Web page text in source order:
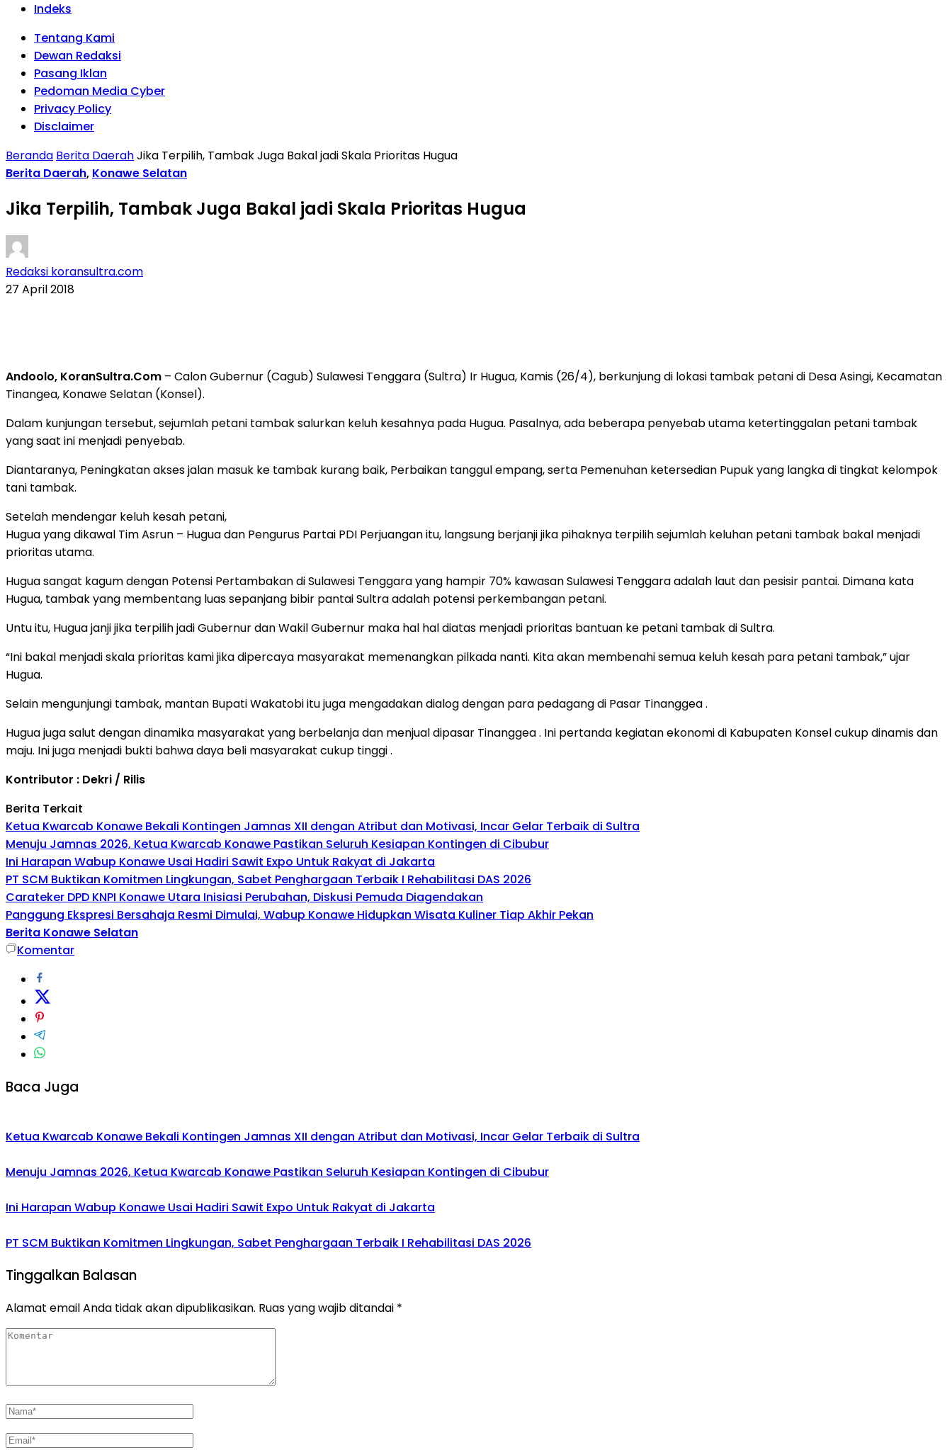
Indeks
Tentang Kami
Dewan Redaksi
Pasang Iklan
Pedoman Media Cyber
Privacy Policy
Disclaimer
Beranda Berita DaerahJika Terpilih, Tambak Juga Bakal jadi Skala Prioritas Hugua
Berita Daerah, Konawe Selatan
Jika Terpilih, Tambak Juga Bakal jadi Skala Prioritas Hugua
Redaksi koransultra.com
27 April 2018
Andoolo, KoranSultra.Com – Calon Gubernur (Cagub) Sulawesi Tenggara (Sultra) Ir Hugua, Kamis (26/4), berkunjung di lokasi tambak petani di Desa Asingi, Kecamatan
Tinangea, Konawe Selatan (Konsel).
Dalam kunjungan tersebut, sejumlah petani tambak salurkan keluh kesahnya pada Hugua. Pasalnya, ada beberapa penyebab utama ketertinggalan petani tambak
yang saat ini menjadi penyebab.
Diantaranya, Peningkatan akses jalan masuk ke tambak kurang baik, Perbaikan tanggul empang, serta Pemenuhan ketersedian Pupuk yang langka di tingkat kelompok
tani tambak.
Setelah mendengar keluh kesah petani,
Hugua yang dikawal Tim Asrun – Hugua dan Pengurus Partai PDI Perjuangan itu, langsung berjanji jika pihaknya terpilih sejumlah keluhan petani tambak bakal menjadi
prioritas utama.
Hugua sangat kagum dengan Potensi Pertambakan di Sulawesi Tenggara yang hampir 70% kawasan Sulawesi Tenggara adalah laut dan pesisir pantai. Dimana kata
Hugua, tambak yang membentang luas sepanjang bibir pantai Sultra adalah potensi perkembangan petani.
Untu itu, Hugua janji jika terpilih jadi Gubernur dan Wakil Gubernur maka hal hal diatas menjadi prioritas bantuan ke petani tambak di Sultra.
“Ini bakal menjadi skala prioritas kami jika dipercaya masyarakat memenangkan pilkada nanti. Kita akan membenahi semua keluh kesah para petani tambak,” ujar
Hugua.
Selain mengunjungi tambak, mantan Bupati Wakatobi itu juga mengadakan dialog dengan para pedagang di Pasar Tinanggea .
Hugua juga salut dengan dinamika masyarakat yang berbelanja dan menjual dipasar Tinanggea . Ini pertanda kegiatan ekonomi di Kabupaten Konsel cukup dinamis dan
maju. Ini juga menjadi bukti bahwa daya beli masyarakat cukup tinggi .
Kontributor : Dekri / Rilis
Berita Terkait
Ketua Kwarcab Konawe Bekali Kontingen Jamnas XII dengan Atribut dan Motivasi, Incar Gelar Terbaik di Sultra
Menuju Jamnas 2026, Ketua Kwarcab Konawe Pastikan Seluruh Kesiapan Kontingen di Cibubur
Ini Harapan Wabup Konawe Usai Hadiri Sawit Expo Untuk Rakyat di Jakarta
PT SCM Buktikan Komitmen Lingkungan, Sabet Penghargaan Terbaik I Rehabilitasi DAS 2026
Carateker DPD KNPI Konawe Utara Inisiasi Perubahan, Diskusi Pemuda Diagendakan
Panggung Ekspresi Bersahaja Resmi Dimulai, Wabup Konawe Hidupkan Wisata Kuliner Tiap Akhir Pekan
Berita Konawe Selatan
Komentar
Baca Juga
Ketua Kwarcab Konawe Bekali Kontingen Jamnas XII dengan Atribut dan Motivasi, Incar Gelar Terbaik di Sultra
Menuju Jamnas 2026, Ketua Kwarcab Konawe Pastikan Seluruh Kesiapan Kontingen di Cibubur
Ini Harapan Wabup Konawe Usai Hadiri Sawit Expo Untuk Rakyat di Jakarta
PT SCM Buktikan Komitmen Lingkungan, Sabet Penghargaan Terbaik I Rehabilitasi DAS 2026
Tinggalkan Balasan
Alamat email Anda tidak akan dipublikasikan. Ruas yang wajib ditandai *